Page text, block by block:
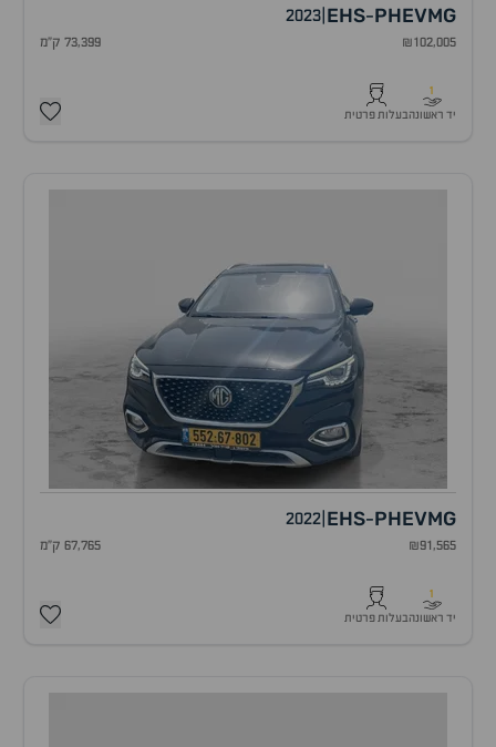
MG
EHS-PHEV
2023
₪102,005 73,399 ק"מ
1
יד ראשונהבעלות פרטית
MG
EHS-PHEV
2022
₪91,565 67,765 ק"מ
1
יד ראשונהבעלות פרטית